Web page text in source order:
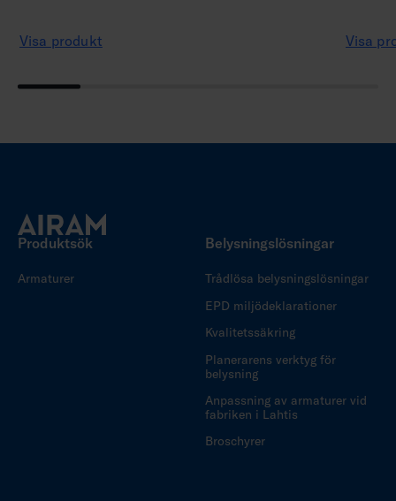
Visa produkt Visa
Produktsök
Armaturer
Belysningslösningar
Trådlösa belysningslösningar
EPD miljödeklarationer
Kvalitetssäkring
Planerarens verktyg för
belysning
Anpassning av armaturer vid
fabriken i Lahtis
Broschyrer